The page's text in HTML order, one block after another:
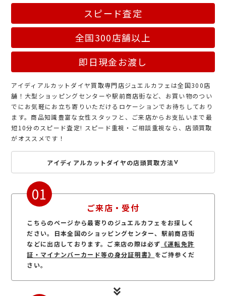
スピード査定
全国300店舗以上
即日現金お渡し
アイディアルカットダイヤ買取専門店ジュエルカフェは全国300店
舗！大型ショッピングセンターや駅前商店街など、お買い物のつい
でにお気軽にお立ち寄りいただけるロケーションでお待ちしており
ます。商品知識豊富な女性スタッフと、ご来店からお支払いまで最
短10分のスピード査定! スピード重視・ご相談重視なら、店頭買取
がオススメです！
アイディアルカットダイヤの店頭買取方法
ご来店・受付
こちらのページから最寄りのジュエルカフェをお探しく
ださい。日本全国のショッピングセンター、駅前商店街
などに出店しております。ご来店の際は必ず 《運転免許
証・マイナンバーカード等の身分証明書》 をご持参くだ
さい。
01